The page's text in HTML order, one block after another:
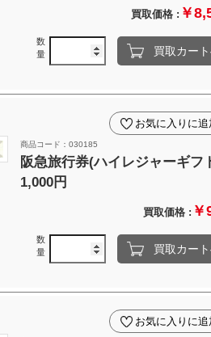
買取価格 : ￥
数
量
買取カー
商品コード：030185
阪急旅行券(ハイレジャーギフ
1,000円
お気に入りに追
買取価格 : ￥
数
量
買取カー
お気に入りに追